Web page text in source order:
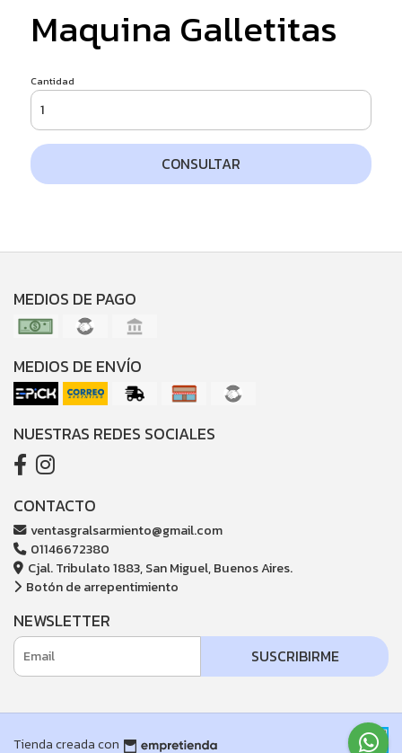
Maquina Galletitas
Cantidad
CONSULTAR
MEDIOS DE PAGO
MEDIOS DE ENVÍO
NUESTRAS REDES SOCIALES
CONTACTO
ventasgralsarmiento@gmail.com
01146672380
Cjal. Tribulato 1883, San Miguel, Buenos Aires.
Botón de arrepentimiento
NEWSLETTER
SUSCRIBIRME
Tienda creada con